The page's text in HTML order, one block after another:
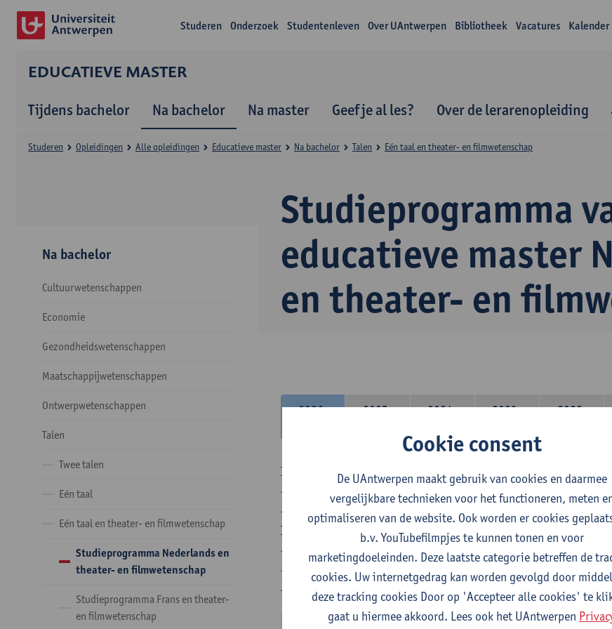
Studeren Onderzoek Studentenleven Over UAntwerpen Bibliotheek Vacatures Kalender
EDUCATIEVE MASTER
Tijdens bachelor Na bachelor Na master Geef je al les? Over de lerarenopleiding
Studieprogramma
educatieve master
en theater- en
Studeren Opleidingen Alle opleidingen Educatieve master Na bachelor Talen Eén taal en theater- en filmwetenschap
Na bachelor
Cultuurwetenschappen
Economie
Gezondheidswetenschappen
Maatschappijwetenschappen
Ontwerpwetenschappen
Talen
Twee talen
Eén taal
Eén taal en theater- en filmwetenschap
Studieprogramma Nederlands en
theater- en filmwetenschap
Studieprogramma Frans en theater-
en filmwetenschap
2026-
2025-
2024-
2023-
2022-
In de lerarencomponent heb je volgende keuze :
- Optie A : je kiest twee vakdidactieken
- Optie B: je kiest één vakdidactiek en een profilering
In de domeincomponent neem je 60 studiepunten op:
- 1 verplicht algemeen opleidingsonderdeel van 6 studiepunten,
- 24 of 30 studiepunten Nederlands en telkens minimum 6
- 24 of 30 studiepunten theater- en filmwetenschap.
Cookie consent
De UAntwerpen maakt gebruik van cookies en daarmee
vergelijkbare technieken voor het functioneren, meten
optimaliseren van de website. Ook worden er cookies
b.v. YouTubefilmpjes te kunnen tonen en voor
marketingdoeleinden. Deze laatste categorie betreffen de
cookies. Uw internetgedrag kan worden gevolgd door
deze tracking cookies Door op 'Accepteer alle cookies' te
gaat u hiermee akkoord. Lees ook het UAntwerpen